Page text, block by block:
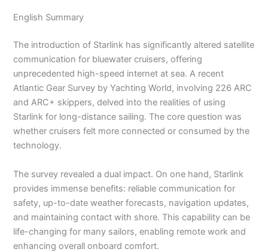
English Summary
The introduction of Starlink has significantly altered satellite
communication for bluewater cruisers, offering
unprecedented high-speed internet at sea. A recent
Atlantic Gear Survey by Yachting World, involving 226 ARC
and ARC+ skippers, delved into the realities of using
Starlink for long-distance sailing. The core question was
whether cruisers felt more connected or consumed by the
technology.
The survey revealed a dual impact. On one hand, Starlink
provides immense benefits: reliable communication for
safety, up-to-date weather forecasts, navigation updates,
and maintaining contact with shore. This capability can be
life-changing for many sailors, enabling remote work and
enhancing overall onboard comfort.